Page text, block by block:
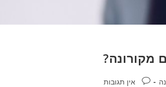
מקורונה?
תגובות:אין תגובות